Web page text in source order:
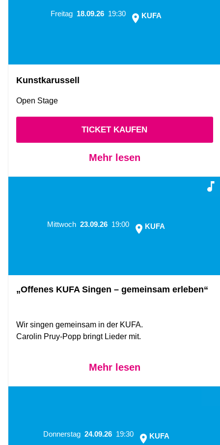
Freitag 18.09.26 19:30 KUFA
Kunstkarussell
Open Stage
TICKET KAUFEN
Mehr lesen
Mittwoch 23.09.26 19:00 KUFA
„Offenes KUFA Singen – gemeinsam erleben“
Wir singen gemeinsam in der KUFA.
Carolin Pruy-Popp bringt Lieder mit.
Mehr lesen
Donnerstag 24.09.26 19:30 KUFA